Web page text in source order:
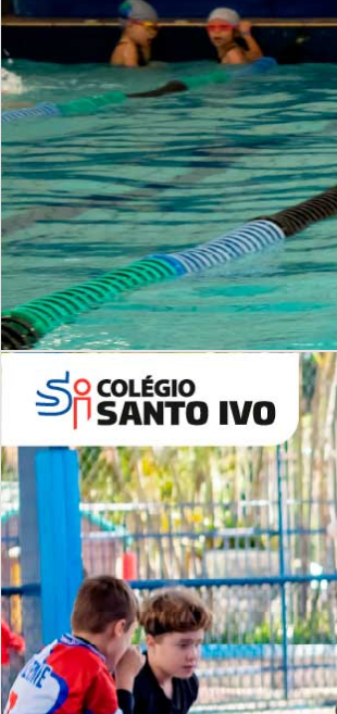
Período Integral | Saiba mais
INSTITUCIONAL
Lista de vídeos
NOSSOCANAL